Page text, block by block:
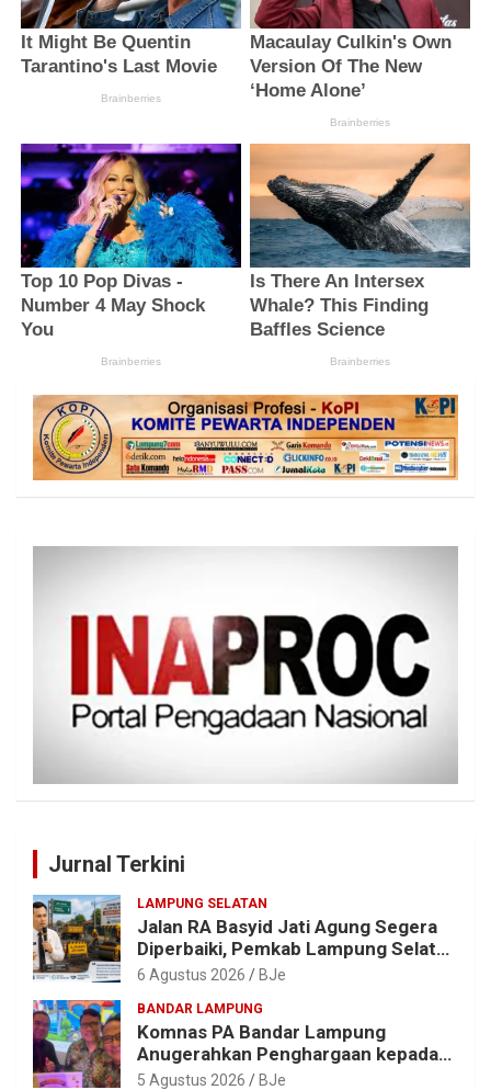
Jurnal Terkini
LAMPUNG SELATAN
Jalan RA Basyid Jati Agung Segera
Diperbaiki, Pemkab Lampung Selatan
Alokasikan Rp1,13 Miliar
6 Agustus 2026 BJe
BANDAR LAMPUNG
Komnas PA Bandar Lampung
Anugerahkan Penghargaan kepada
Kombes Pol. Alfret Jacob Tilukay
5 Agustus 2026 BJe